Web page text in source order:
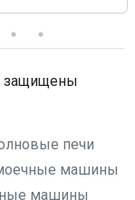
защищены
печи
машины
машины